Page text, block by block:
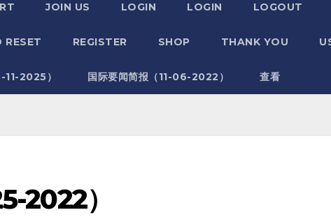
JOIN US LOGIN LOGIN LOGOUT
RESET REGISTER SHOP THANK YOU
2025） 国际要闻简报（11-06-2022） 查看
2022）